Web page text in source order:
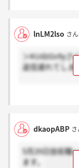
lnLM2lso さん
＞KUdzGv9yさ
返信遅れてしま
dkaopABP
5月29日技術職
ます。